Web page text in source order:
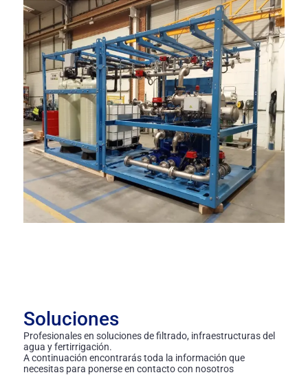
Soluciones
Profesionales en soluciones de filtrado, infraestructuras del
agua y fertirrigación.
A continuación encontrarás toda la información que
necesitas para ponerse en contacto con nosotros